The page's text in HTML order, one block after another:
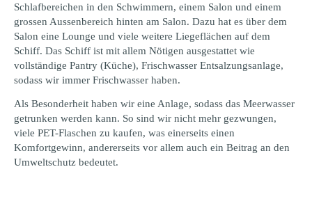
Schlafbereichen in den Schwimmern, einem Salon und einem
grossen Aussenbereich hinten am Salon. Dazu hat es über dem
Salon eine Lounge und viele weitere Liegeflächen auf dem
Schiff. Das Schiff ist mit allem Nötigen ausgestattet wie
vollständige Pantry (Küche), Frischwasser Entsalzungsanlage,
sodass wir immer Frischwasser haben.
Als Besonderheit haben wir eine Anlage, sodass das Meerwasser
getrunken werden kann. So sind wir nicht mehr gezwungen,
viele PET-Flaschen zu kaufen, was einerseits einen
Komfortgewinn, andererseits vor allem auch ein Beitrag an den
Umweltschutz bedeutet.